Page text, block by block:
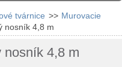
tvárnice >> Murovacie
nosník 4,8 m
nosník 4,8 m